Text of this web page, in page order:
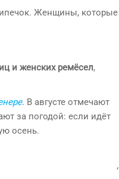
Женщины, которые
и женских ремёсел,
. В августе отмечают
за погодой: если идёт
осень.
‘